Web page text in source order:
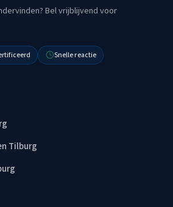
Bel vrijblijvend voor
Snelle reactie
Tilburg